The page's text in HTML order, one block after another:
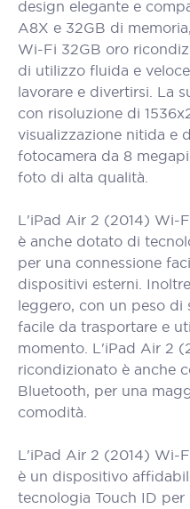
design elegante e
A8X e 32GB di
Wi-Fi 32GB oro
di utilizzo fluida e
lavorare e divertirsi. La
con risoluzione di
visualizzazione nitida e
fotocamera da 8
foto di alta qualità.
L'iPad Air 2 (2014) Wi-
è anche dotato di
per una connessione
dispositivi esterni.
leggero, con un peso di
facile da trasportare e
momento. L'iPad Air 2
ricondizionato è anche
Bluetooth, per una
comodità.
L'iPad Air 2 (2014) Wi-
è un dispositivo
tecnologia Touch ID